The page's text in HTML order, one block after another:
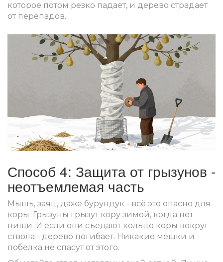
которое потом резко падает, и дерево страдает
от перепадов.
Способ 4: Защита от грызунов -
неотъемлемая часть
Мышь, заяц, даже бурундук - всё это опасно для
коры. Грызуны грызут кору зимой, когда нет
пищи. И если они съедают кольцо коры вокруг
ствола - дерево погибает. Никакие мешки и
побелка не спасут от этого.